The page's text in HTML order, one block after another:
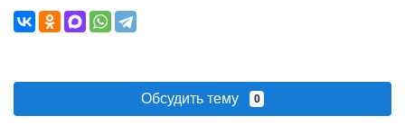
Обсудить тему 0